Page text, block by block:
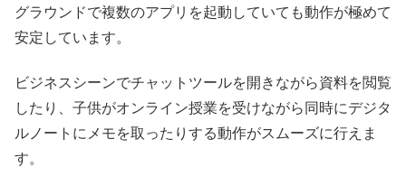
グラウンドで複数のアプリを起動していても動作が極めて
安定しています。
ビジネスシーンでチャットツールを開きながら資料を閲覧
したり、子供がオンライン授業を受けながら同時にデジタ
ルノートにメモを取ったりする動作がスムーズに行えま
す。